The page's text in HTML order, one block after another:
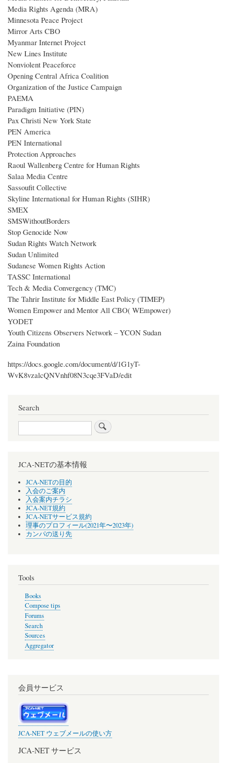
Media Rights Agenda (MRA)
Minnesota Peace Project
Mirror Arts CBO
Myanmar Internet Project
New Lines Institute
Nonviolent Peaceforce
Opening Central Africa Coalition
Organization of the Justice Campaign
PAEMA
Paradigm Initiative (PIN)
Pax Christi New York State
PEN America
PEN International
Protection Approaches
Raoul Wallenberg Centre for Human Rights
Salaa Media Centre
Sassoufit Collective
Skyline International for Human Rights (SIHR)
SMEX
SMSWithoutBorders
Stop Genocide Now
Sudan Rights Watch Network
Sudan Unlimited
Sudanese Women Rights Action
TASSC International
Tech & Media Convergency (TMC)
The Tahrir Institute for Middle East Policy (TIMEP)
Women Empower and Mentor All CBO( WEmpower)
YODET
Youth Citizens Observers Network – YCON Sudan
Zaina Foundation
https://docs.google.com/document/d/1G1yT-
WvK8vzalcQNVnhf08N3cqe3FVaD/edit
Search
Search
JCA-NETの基本情報
JCA-NETの目的
入会のご案内
入会案内チラシ
JCA-NET規約
JCA-NETサービス規約
理事のプロフィール(2021年〜2023年)
カンパの送り先
Tools
Books
Compose tips
Forums
Search
Sources
Aggregator
会員サービス
JCA-NET ウェブメールの使い方
JCA-NET サービス